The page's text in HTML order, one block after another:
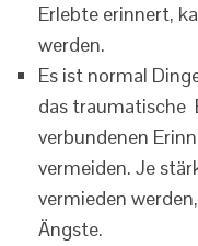
Erlebte erinnert,
werden.
Es ist normal
das traumatische
verbundenen
vermeiden. Je
vermieden
Ängste.